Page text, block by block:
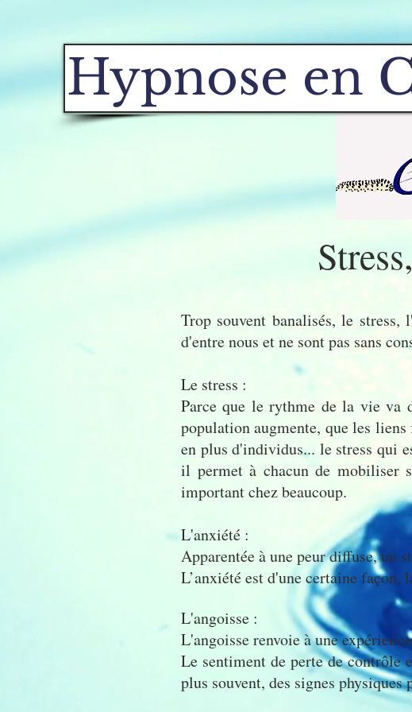
Hypnose en
Trop souvent banalisés, le
d'entre nous et ne sont pas sans
Le stress :
Parce que le rythme de la vie
population augmente, que les
en plus d'individus... le stress qui
il permet à chacun de mobiliser
important chez beaucoup.
L'anxiété :
Apparentée à une peur diffuse, un
L’anxiété est d'une certaine façon,
L'angoisse :
L'angoisse renvoie à une
Le sentiment de perte de contrôle
plus souvent, des signes